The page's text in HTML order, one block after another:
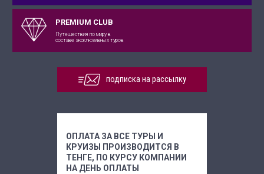
PREMIUM CLUB
Путешествия по миру в
составе эксклюзивных туров
подписка на рассылку
ОПЛАТА ЗА ВСЕ ТУРЫ И
КРУИЗЫ ПРОИЗВОДИТСЯ В
ТЕНГЕ, ПО КУРСУ КОМПАНИИ
НА ДЕНЬ ОПЛАТЫ